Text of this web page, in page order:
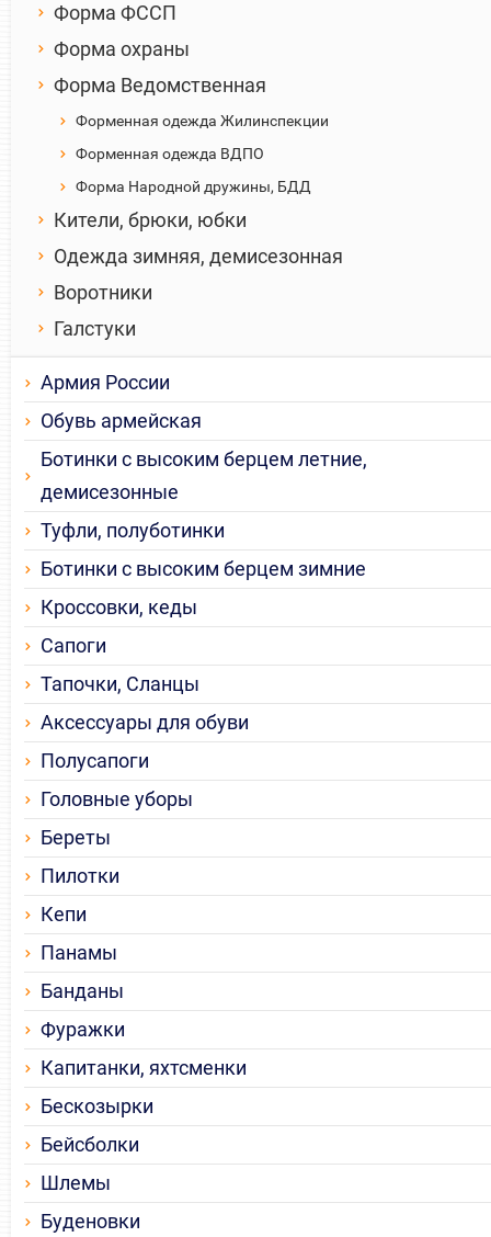
Форма ФССП
Форма охраны
Форма Ведомственная
Форменная одежда Жилинспекции
Форменная одежда ВДПО
Форма Народной дружины, БДД
Кители, брюки, юбки
Одежда зимняя, демисезонная
Воротники
Галстуки
Армия России
Обувь армейская
Ботинки с высоким берцем летние,
демисезонные
Туфли, полуботинки
Ботинки с высоким берцем зимние
Кроссовки, кеды
Сапоги
Тапочки, Сланцы
Аксессуары для обуви
Полусапоги
Головные уборы
Береты
Пилотки
Кепи
Панамы
Банданы
Фуражки
Капитанки, яхтсменки
Бескозырки
Бейсболки
Шлемы
Буденовки